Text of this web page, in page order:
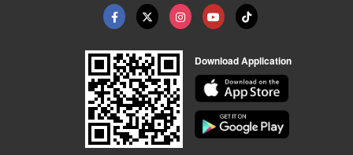
Download Application